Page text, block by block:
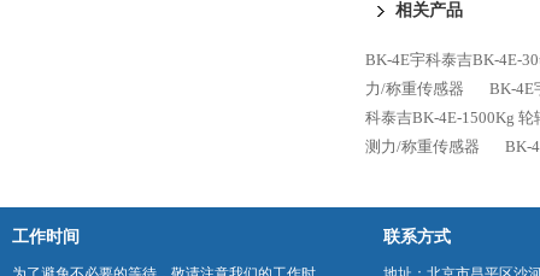
相关产品
BK-4E宇科泰吉BK-4E-
力/称重传感器
BK-4E
科泰吉BK-4E-1500Kg
测力/称重传感器
BK-
工作时间 联系方式